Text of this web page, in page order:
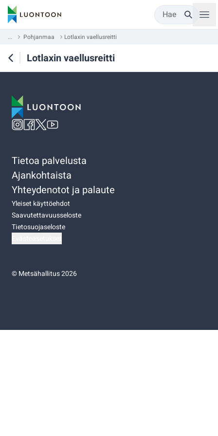
Hae
... Pohjanmaa Lotlaxin vaellusreitti
Lotlaxin vaellusreitti
Tietoa palvelusta
Ajankohtaista
Yhteydenotot ja palaute
Yleiset käyttöehdot
Saavutettavuusseloste
Tietosuojaseloste
©Metsähallitus 2026